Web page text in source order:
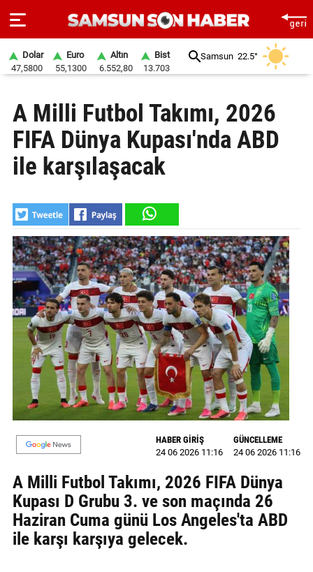
SAYFA
SAMSUN
HABER
GÜNDEM
SİYASET
EKONOMİ
DÜNYA
MAGAZİN
GALERİ
VİDEO
BİZE
ULAŞIN
Künye
İletişim
Dolar
47,5800
Euro
55,1300
Altın
6.552,80
Bist
13.703
Samsun 22.5°
A Milli Futbol Takımı, 2026
FIFA Dünya Kupası'nda ABD
ile karşılaşacak
HABER GİRİŞ
24 06 2026 11:16
GÜNCELLEME
24 06 2026 11:16
A Milli Futbol Takımı, 2026 FIFA Dünya
Kupası D Grubu 3. ve son maçında 26
Haziran Cuma günü Los Angeles'ta ABD
ile karşı karşıya gelecek.